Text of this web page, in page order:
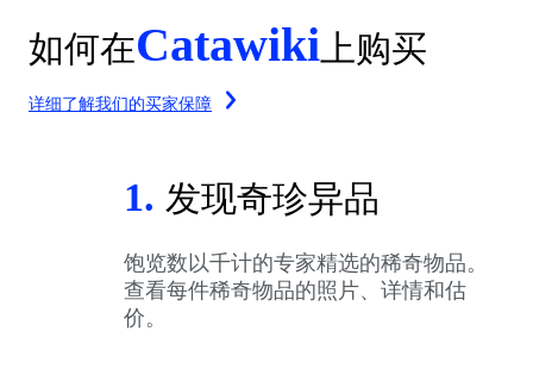
如何在Catawiki 上购买
详细了解我们的买家保障
1. 发现奇珍异品
饱览数以千计的专家精选的稀奇物品。
查看每件稀奇物品的照片、详情和估
价。